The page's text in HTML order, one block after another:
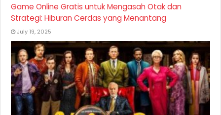
Game Online Gratis untuk Mengasah Otak dan
Strategi: Hiburan Cerdas yang Menantang
July 19, 2025